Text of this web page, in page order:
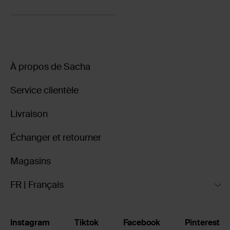
À propos de Sacha
Service clientèle
Livraison
Échanger et retourner
Magasins
FR | Français
Instagram Tiktok Facebook Pinterest